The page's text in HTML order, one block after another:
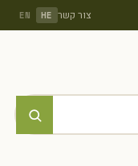
צור קשר HE
EN